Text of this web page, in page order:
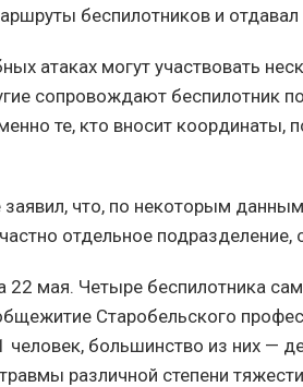
беспилотников и отдавал
атаках могут участвовать
сопровождают беспилотник
те, кто вносит координаты,
что, по некоторым
отдельное подразделение,
22 мая. Четыре беспилотника
Старобельского
человек, большинство из них —
различной степени